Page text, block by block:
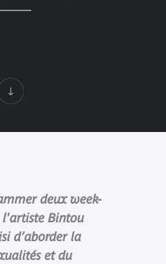
deux week-
l'artiste Bintou
d’aborder la
et du